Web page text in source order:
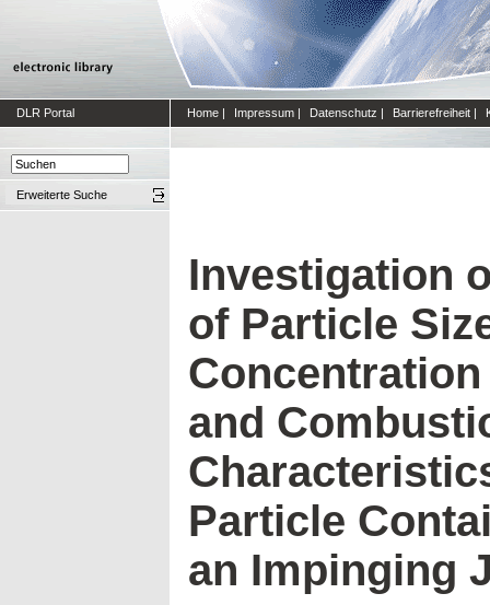
DLR Portal Home | Impressum | Datenschutz | Barrierefreiheit |
Erweiterte Suche
Investigation
of Particle
and
Particle
an Impinging